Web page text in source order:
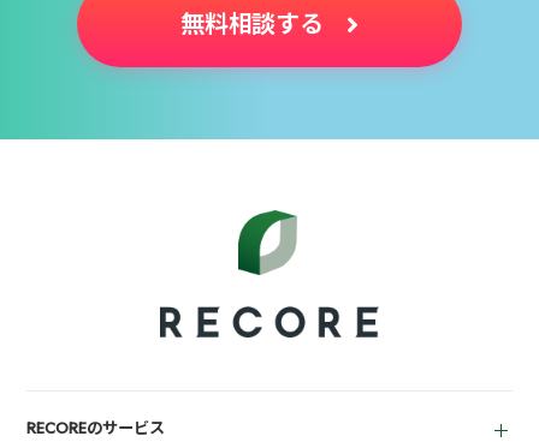
無料相談する
RECOREのサービス